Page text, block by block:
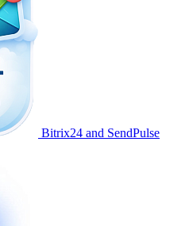
Bitrix24 and SendPulse